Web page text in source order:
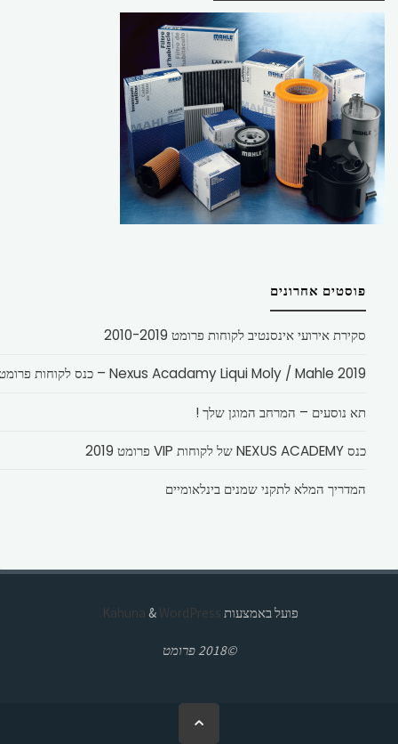
פוסטים אחרונים
סקירת אירועי אינסנטיב לקוחות פרומט 2010-2019
Nexus Acadamy Liqui Moly / Mahle 2019 – כנס לקוחות פרומט
תא נוסעים – המרחב המוגן שלך !
כנס NEXUS ACADEMY של לקוחות VIP פרומט 2019
המדריך המלא לתקני שמנים בינלאומיים
פועל באמצעות & WordPress.
©2018 פרומט
בחזרה